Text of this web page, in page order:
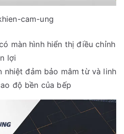
cam-ung
màn hình hiển thị điều chỉnh
lợi
nhiệt đảm bảo mâm từ và linh
độ bền của bếp